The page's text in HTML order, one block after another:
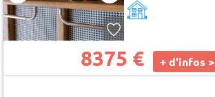
8375 € + d'infos >